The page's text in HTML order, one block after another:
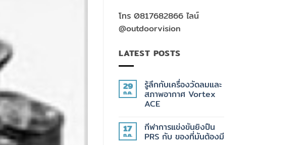
โทร 0817682866 ไลน์
@outdoorvision
LATEST POSTS
29
ก.ค.
รู้ลึกกับเครื่องวัดลมและ
สภาพอากาศ Vortex
ACE
ความ
เห็น
บน
รู้
17
ก.ค.
กีฬาการแข่งขันยิงปืน
PRS กับ ของที่มันต้องมี